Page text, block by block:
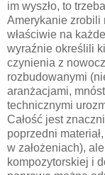
im wyszło, to
Amerykanie zrobili
właściwie na
wyraźnie określili
czynienia z
rozbudowanymi
aranżacjami,
technicznymi
Całość jest
poprzedni
w założeniach),
kompozytorskiej i